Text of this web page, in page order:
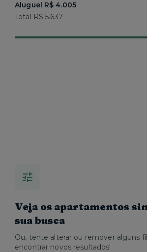
Aluguel R$ 4.005
Total R$ 5.637
Veja os apartamentos
sua busca
Ou, tente alterar ou remover alguns
encontrar novos resultados!